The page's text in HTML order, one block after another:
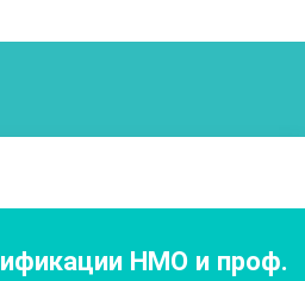
НМО и проф.